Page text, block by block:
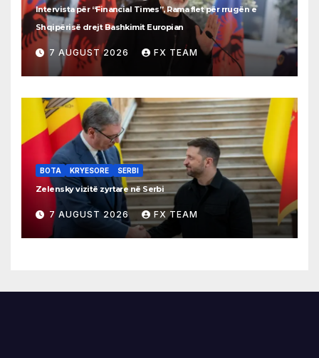
Intervista për “Financial Times”, Rama flet për rrugën e
Shqipërisë drejt Bashkimit Europian
7 AUGUST 2026 FX TEAM
BOTA KRYESORE SERBI
Zelensky vizitë zyrtare në Serbi
7 AUGUST 2026 FX TEAM